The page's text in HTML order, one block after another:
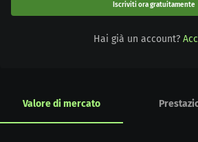
Iscriviti ora gratuitamente
Hai già un account?
Valore di mercato